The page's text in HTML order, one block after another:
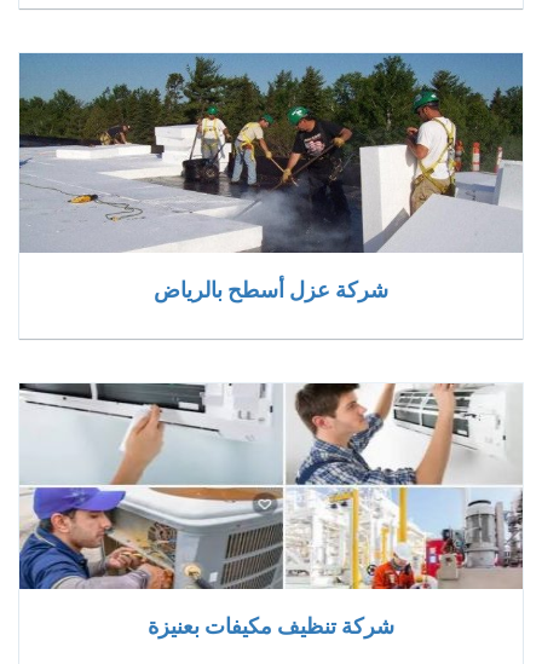
شركة عزل أسطح بالرياض
شركة تنظيف مكيفات بعنيزة